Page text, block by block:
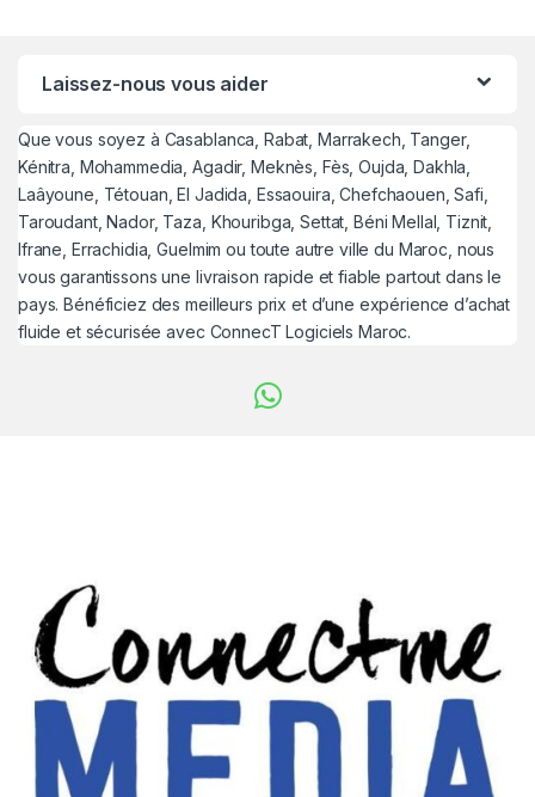
Laissez-nous vous aider
Que vous soyez à Casablanca, Rabat, Marrakech, Tanger,
Kénitra, Mohammedia, Agadir, Meknès, Fès, Oujda, Dakhla,
Laâyoune, Tétouan, El Jadida, Essaouira, Chefchaouen, Safi,
Taroudant, Nador, Taza, Khouribga, Settat, Béni Mellal, Tiznit,
Ifrane, Errachidia, Guelmim ou toute autre ville du Maroc, nous
vous garantissons une livraison rapide et fiable partout dans le
pays. Bénéficiez des meilleurs prix et d’une expérience d’achat
fluide et sécurisée avec ConnecT Logiciels Maroc.